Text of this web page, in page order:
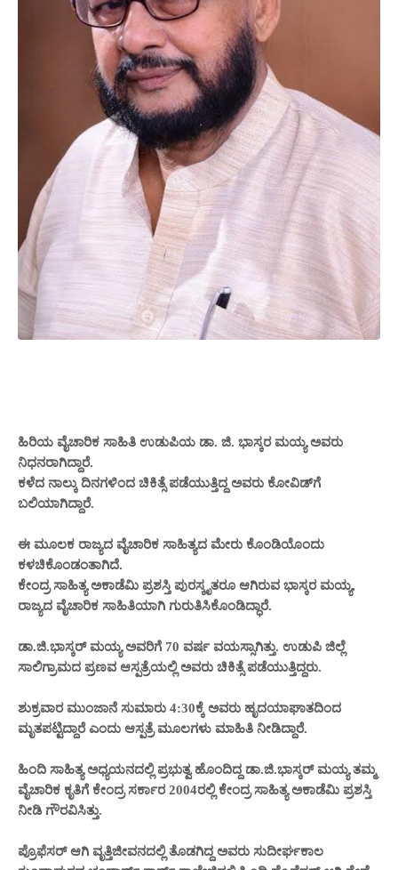
ಹಿರಿಯ ವೈಚಾರಿಕ ಸಾಹಿತಿ ಉಡುಪಿಯ ಡಾ. ಜಿ. ಭಾಸ್ಕರ ಮಯ್ಯ ಅವರು
ನಿಧನರಾಗಿದ್ದಾರೆ.
ಕಳೆದ ನಾಲ್ಕು ದಿನಗಳಿಂದ ಚಿಕಿತ್ಸೆ ಪಡೆಯುತ್ತಿದ್ದ ಅವರು ಕೋವಿಡ್‌ಗೆ
ಬಲಿಯಾಗಿದ್ದಾರೆ.
ಈ ಮೂಲಕ ರಾಜ್ಯದ ವೈಚಾರಿಕ ಸಾಹಿತ್ಯದ ಮೇರು ಕೊಂಡಿಯೊಂದು
ಕಳಚಿಕೊಂಡಂತಾಗಿದೆ.
ಕೇಂದ್ರ ಸಾಹಿತ್ಯ ಅಕಾಡೆಮಿ ಪ್ರಶಸ್ತಿ ಪುರಸ್ಕೃತರೂ ಆಗಿರುವ ಭಾಸ್ಕರ ಮಯ್ಯ,
ರಾಜ್ಯದ ವೈಚಾರಿಕ ಸಾಹಿತಿಯಾಗಿ ಗುರುತಿಸಿಕೊಂಡಿದ್ಧಾರೆ.
ಡಾ.ಜಿ.ಭಾಸ್ಕರ್ ಮಯ್ಯ ಅವರಿಗೆ 70 ವರ್ಷ ವಯಸ್ಸಾಗಿತ್ತು. ಉಡುಪಿ ಜಿಲ್ಲೆ
ಸಾಲಿಗ್ರಾಮದ ಪ್ರಣವ ಆಸ್ಪತ್ರೆಯಲ್ಲಿ ಅವರು ಚಿಕಿತ್ಸೆ ಪಡೆಯುತ್ತಿದ್ದರು.
ಶುಕ್ರವಾರ ಮುಂಜಾನೆ ಸುಮಾರು 4:30ಕ್ಕೆ ಅವರು ಹೃದಯಾಘಾತದಿಂದ
ಮೃತಪಟ್ಟಿದ್ದಾರೆ ಎಂದು ಆಸ್ಪತ್ರೆ ಮೂಲಗಳು ಮಾಹಿತಿ ನೀಡಿದ್ದಾರೆ.
ಹಿಂದಿ ಸಾಹಿತ್ಯ ಅಧ್ಯಯನದಲ್ಲಿ ಪ್ರಭುತ್ವ ಹೊಂದಿದ್ದ ಡಾ.ಜಿ.ಭಾಸ್ಕರ್ ಮಯ್ಯ ತಮ್ಮ
ವೈಚಾರಿಕ ಕೃತಿಗೆ ಕೇಂದ್ರ ಸರ್ಕಾರ 2004ರಲ್ಲಿ ಕೇಂದ್ರ ಸಾಹಿತ್ಯ ಅಕಾಡೆಮಿ ಪ್ರಶಸ್ತಿ
ನೀಡಿ ಗೌರವಿಸಿತ್ತು.
ಪ್ರೊಫೆಸರ್ ಆಗಿ ವೃತ್ತಿಜೀವನದಲ್ಲಿ ತೊಡಗಿದ್ದ ಅವರು ಸುದೀರ್ಘಕಾಲ